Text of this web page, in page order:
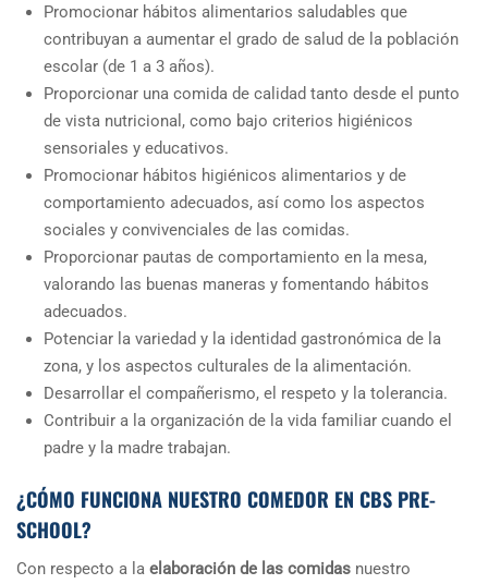
Promocionar hábitos alimentarios saludables que
contribuyan a aumentar el grado de salud de la población
escolar (de 1 a 3 años).
Proporcionar una comida de calidad tanto desde el punto
de vista nutricional, como bajo criterios higiénicos
sensoriales y educativos.
Promocionar hábitos higiénicos alimentarios y de
comportamiento adecuados, así como los aspectos
sociales y convivenciales de las comidas.
Proporcionar pautas de comportamiento en la mesa,
valorando las buenas maneras y fomentando hábitos
adecuados.
Potenciar la variedad y la identidad gastronómica de la
zona, y los aspectos culturales de la alimentación.
Desarrollar el compañerismo, el respeto y la tolerancia.
Contribuir a la organización de la vida familiar cuando el
padre y la madre trabajan.
¿CÓMO FUNCIONA NUESTRO COMEDOR EN CBS PRE-
SCHOOL?
Con respecto a la elaboración de las comidas nuestro